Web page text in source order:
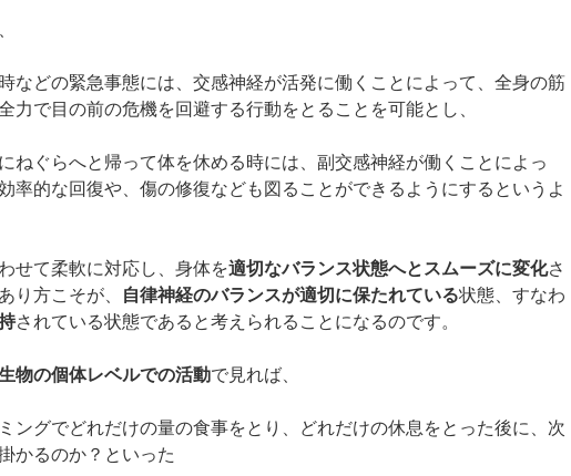
などの緊急事態には、交感神経が活発に働くことによって、全身の筋
力で目の前の危機を回避する行動をとることを可能とし、
ねぐらへと帰って体を休める時には、副交感神経が働くことによっ
率的な回復や、傷の修復なども図ることができるようにするというよ
せて柔軟に対応し、身体を適切なバランス状態へとスムーズに変化さ
り方こそが、
自律神経のバランスが適切に保たれている状態、すなわ
されている状態であると考えられることになるのです。
物の個体レベルでの活動で見れば、
ングでどれだけの量の食事をとり、どれだけの休息をとった後に、次
かるのか？といった